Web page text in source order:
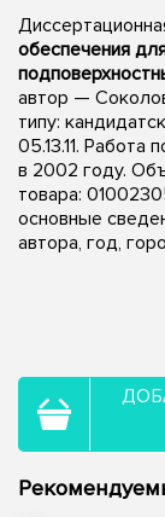
обеспечения
автор —
типу:
05.13.11.
в 2002 году.
товара:
основные
автора, год,